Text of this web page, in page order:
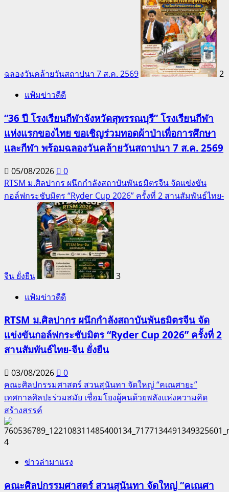
ฉลองวันคล้ายวันสถาปนา 7 ส.ค. 2569
2
แฟ้มข่าวดีดี
“36 ปี โรงเรียนกีฬาจังหวัดสุพรรณบุรี” โรงเรียนกีฬา
แห่งแรกของไทย ขอเชิญร่วมทอดผ้าป่าเพื่อการศึกษา
และกีฬา พร้อมฉลองวันคล้ายวันสถาปนา 7 ส.ค. 2569
05/08/2026
0
RTSM ม.ศิลปากร ผนึกกำลังสถาบันพันธมิตรจีน จัดแข่งขัน
กอล์ฟกระชับมิตร “Ryder Cup 2026” ครั้งที่ 2 สานสัมพันธ์ไทย-
จีน ยั่งยืน
3
แฟ้มข่าวดีดี
RTSM ม.ศิลปากร ผนึกกำลังสถาบันพันธมิตรจีน จัด
แข่งขันกอล์ฟกระชับมิตร “Ryder Cup 2026” ครั้งที่ 2
สานสัมพันธ์ไทย-จีน ยั่งยืน
03/08/2026
0
คณะศิลปกรรมศาสตร์ สวนสุนันทา จัดใหญ่ “คเณศายะ”
เทศกาลศิลปะร่วมสมัย เชื่อมโยงผู้คนด้วยพลังแห่งความคิด
สร้างสรรค์
4
ข่าวล่ามาแรง
คณะศิลปกรรมศาสตร์ สวนสุนันทา จัดใหญ่ “คเณศา